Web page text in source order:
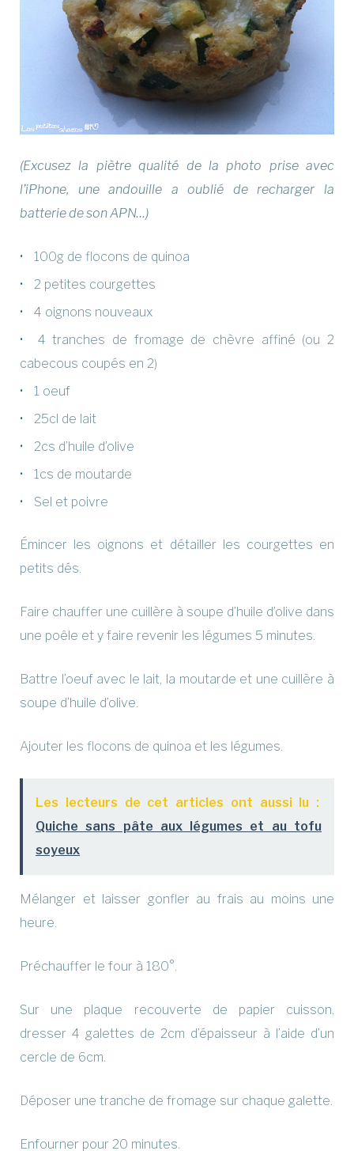
(Excusez la piètre qualité de la photo prise avec
l’iPhone, une andouille a oublié de recharger la
batterie de son APN…)
100g de flocons de quinoa
2 petites courgettes
4 oignons nouveaux
4 tranches de fromage de chèvre affiné (ou 2
cabecous coupés en 2)
1 oeuf
25cl de lait
2cs d’huile d’olive
1cs de moutarde
Sel et poivre
Émincer les oignons et détailler les courgettes en
petits dés.
Faire chauffer une cuillère à soupe d’huile d’olive dans
une poêle et y faire revenir les légumes 5 minutes.
Battre l’oeuf avec le lait, la moutarde et une cuillère à
soupe d’huile d’olive.
Ajouter les flocons de quinoa et les légumes.
Les lecteurs de cet articles ont aussi lu :
Quiche sans pâte aux légumes et au tofu
soyeux
Mélanger et laisser gonfler au frais au moins une
heure.
Préchauffer le four à 180°.
Sur une plaque recouverte de papier cuisson,
dresser 4 galettes de 2cm d’épaisseur à l’aide d’un
cercle de 6cm.
Déposer une tranche de fromage sur chaque galette.
Enfourner pour 20 minutes.